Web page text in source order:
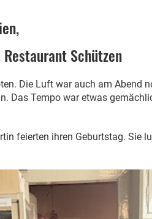
Schützen
Die Luft war auch am Abend
Das Tempo war etwas
feierten ihren Geburtstag. Sie